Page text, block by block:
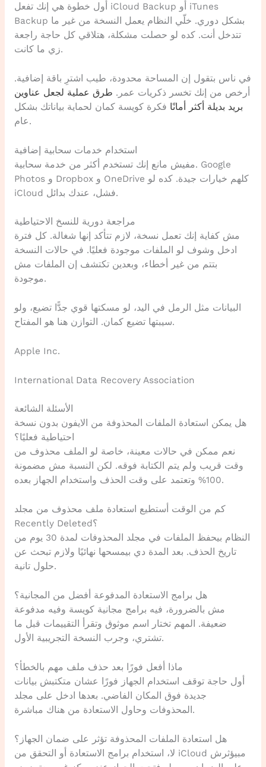
أول خطوة هي إنك تفعل iCloud Backup أو iTunes
Backup بشكل دوري. خلّي النظام يعمل النسخة من غير ما
تتدخل أنت. كده لو حصلت مشكلة، هتلاقي كل حاجة راجعة
زي ما كانت.
في ناس بتقول إن المساحة محدودة، طيب اشترِ باقة إضافية.
أرخص من إنك تخسر ذكريات عمر. طرق عملية لجعل عناوين
بريد بديلة أكثر أمانًا فكرة كويسة كمان لحماية بياناتك بشكل
عام.
استخدام خدمات سحابية إضافية
مفيش مانع إنك تستخدم أكثر من خدمة سحابية. Google
Photos و Dropbox و OneDrive كلهم خيارات جيدة. كده لو
iCloud فشل، عندك بدائل.
مراجعة دورية للنسخ الاحتياطية
مش كفاية إنك تعمل نسخة، لازم تتأكد إنها شغالة. كل فترة
ادخل وشوف لو الملفات موجودة فعليًا. في حالات النسخة
بتتم من غير أخطاء، وبعدين تكتشف إن الملفات مش
موجودة.
البيانات مثل الرمل في اليد، لو مسكتها قوي جدًّا تضيع، ولو
سيبتها تضيع كمان. التوازن هنا هو المفتاح.
Apple Inc.
International Data Recovery Association
الأسئلة الشائعة
هل يمكن استعادة الملفات المحذوفة من الايفون بدون نسخة
احتياطية فعليًا؟
نعم ممكن في حالات معينة، خاصة لو الملف محذوف من
وقت قريب ولم يتم الكتابة فوقه. لكن النسبة مش مضمونة
100% وتعتمد على وقت الحذف واستخدام الجهاز بعده.
كم من الوقت أستطيع استعادة ملف محذوف من مجلد
Recently Deleted؟
النظام بيحفظ الملفات في مجلد المحذوفات لمدة 30 يوم من
تاريخ الحذف. بعد المدة دي بيمسحها نهائيًا ولازم تبحث عن
حلول تانية.
هل برامج الاستعادة المدفوعة أفضل من المجانية؟
مش بالضرورة، فيه برامج مجانية كويسة وفيه مدفوعة
ضعيفة. المهم تختار اسم موثوق وتقرأ التقييمات قبل ما
تشتري، وجرب النسخة التجريبية الأول.
ماذا أفعل فورًا بعد حذف ملف مهم بالخطأ؟
أول حاجة توقف استخدام الجهاز فورًا عشان متكتبش بيانات
جديدة فوق المكان الفاضي. بعدها ادخل على مجلد
المحذوفات وحاول الاستعادة من هناك مباشرة.
هل استعادة الملفات المحذوفة تؤثر على ضمان الجهاز؟
لا، استخدام برامج الاستعادة أو التحقق من iCloud مبيؤثرش